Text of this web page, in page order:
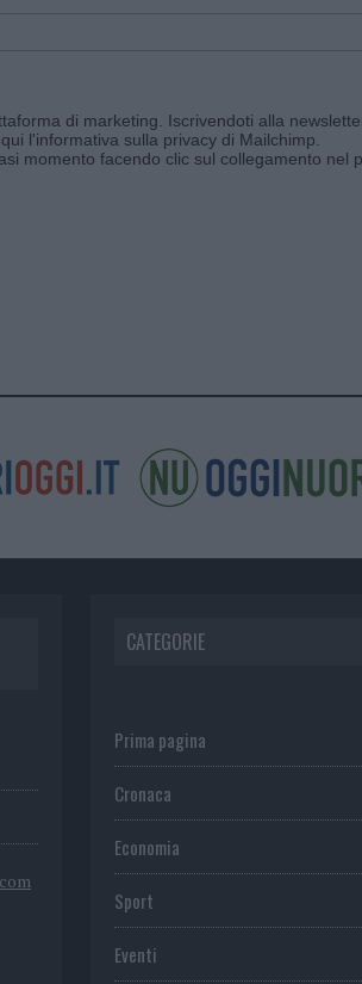
di marketing. Iscrivendoti alla
l'informativa sulla privacy di Mailchimp
momento facendo clic sul collegamento nel
CATEGORIE
Prima pagina
Cronaca
Economia
Sport
Eventi